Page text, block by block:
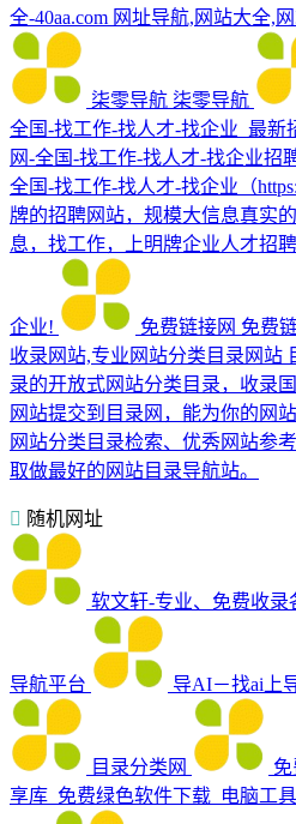
全-40aa.com 网址导航,网站大全,
柒零导航 柒零导航
全国-找工作-找人才-找企业_最新
网-全国-找工作-找人才-找企业招
全国-找工作-找人才-找企业（
牌的招聘网站，规模大信息真实
息，找工作，上明牌企业人才招
企业! 免费链接网 免费
收录网站,专业网站分类目录网站
录的开放式网站分类目录，收录
网站提交到目录网，能为你的网
网站分类目录检索、优秀网站参
取做最好的网站目录导航站。
随机网址
软文轩-专业、免费收
导航平台 导AI－找ai上
目录分类网 免
享库_免费绿色软件下载_电脑工